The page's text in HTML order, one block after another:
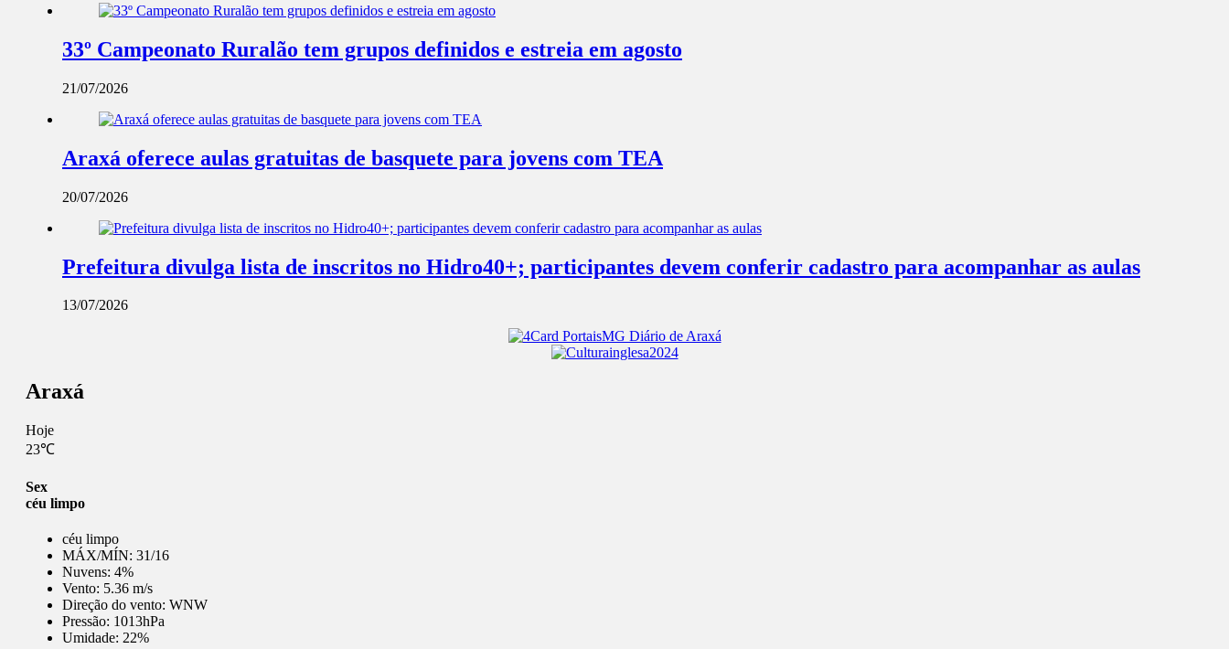
33º Campeonato Ruralão tem grupos definidos e estreia em agosto
21/07/2026
Araxá oferece aulas gratuitas de basquete para jovens com TEA
20/07/2026
Prefeitura divulga lista de inscritos no Hidro40+; participantes devem conferir cadastro para acompanhar as aulas
13/07/2026
Araxá
Hoje
23℃
Sex
céu limpo
céu limpo
MÁX/MÍN: 31/16
Nuvens: 4%
Vento: 5.36 m/s
Direção do vento: WNW
Pressão: 1013hPa
Umidade: 22%